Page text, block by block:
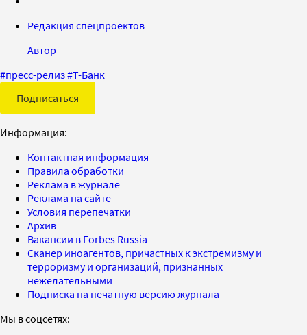
Редакция спецпроектов
Автор
#пресс-релиз#Т-Банк
Подписаться
Информация:
Контактная информация
Правила обработки
Реклама в журнале
Реклама на сайте
Условия перепечатки
Архив
Вакансии в Forbes Russia
Сканер иноагентов, причастных к экстремизму и
терроризму и организаций, признанных
нежелательными
Подписка на печатную версию журнала
Мы в соцсетях: